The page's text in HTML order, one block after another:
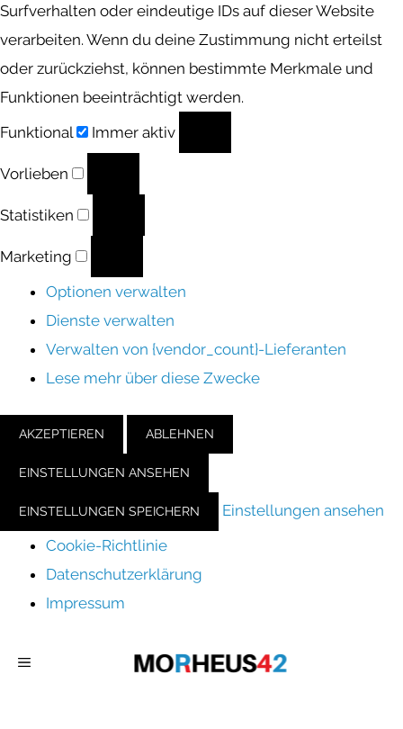
Surfverhalten oder eindeutige IDs auf dieser Website
verarbeiten. Wenn du deine Zustimmung nicht erteilst
oder zurückziehst, können bestimmte Merkmale und
Funktionen beeinträchtigt werden.
Funktional
Funktional
Immer aktiv
Vorlieben
Statistiken
Marketing
Optionen verwalten
Dienste verwalten
Verwalten von {vendor_count}-Lieferanten
Lese mehr über diese Zwecke
AKZEPTIEREN ABLEHNEN
EINSTELLUNGEN ANSEHEN
EINSTELLUNGEN SPEICHERN
Einstellungen ansehen
Cookie-Richtlinie
Datenschutzerklärung
Impressum
ZumMENÜ